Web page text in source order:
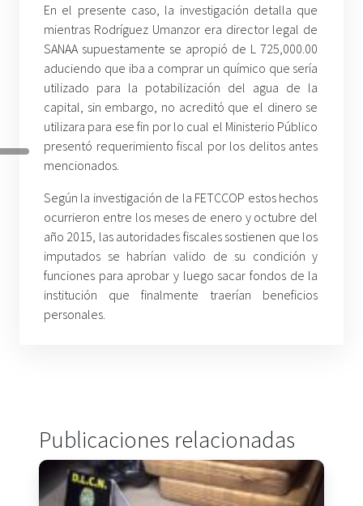
En el presente caso, la investigación detalla que
mientras Rodríguez Umanzor era director legal de
SANAA supuestamente se apropió de L 725,000.00
aduciendo que iba a comprar un químico que sería
utilizado para la potabilización del agua de la
capital, sin embargo, no acreditó que el dinero se
utilizara para ese fin por lo cual el Ministerio Público
presentó requerimiento fiscal por los delitos antes
mencionados.
Según la investigación de la FETCCOP estos hechos
ocurrieron entre los meses de enero y octubre del
año 2015, las autoridades fiscales sostienen que los
imputados se habrían valido de su condición y
funciones para aprobar y luego sacar fondos de la
institución que finalmente traerían beneficios
personales.
Publicaciones relacionadas